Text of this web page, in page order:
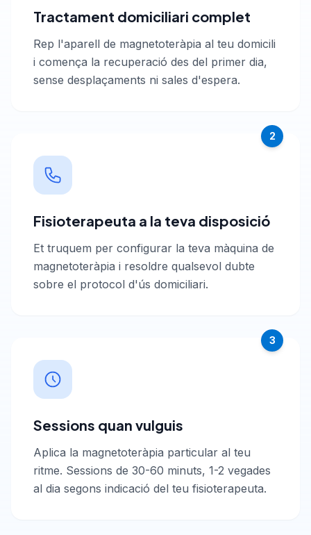
Tractament domiciliari complet
Rep l'aparell de magnetoteràpia al teu domicili
i comença la recuperació des del primer dia,
sense desplaçaments ni sales d'espera.
2
Fisioterapeuta a la teva disposició
Et truquem per configurar la teva màquina de
magnetoteràpia i resoldre qualsevol dubte
sobre el protocol d'ús domiciliari.
3
Sessions quan vulguis
Aplica la magnetoteràpia particular al teu
ritme. Sessions de 30-60 minuts, 1-2 vegades
al dia segons indicació del teu fisioterapeuta.